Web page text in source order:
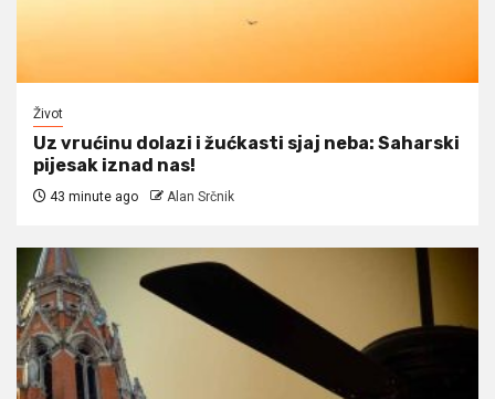
Život
Uz vrućinu dolazi i žućkasti sjaj neba: Saharski
pijesak iznad nas!
43 minute ago Alan Srčnik